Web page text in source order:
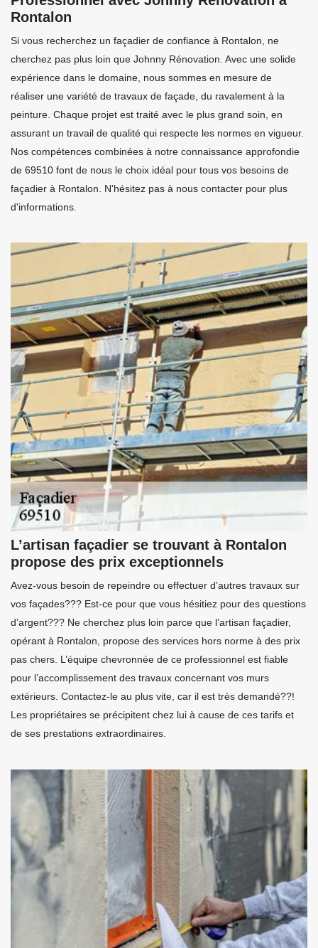
Rontalon
Si vous recherchez un façadier de confiance à Rontalon, ne
cherchez pas plus loin que Johnny Rénovation. Avec une solide
expérience dans le domaine, nous sommes en mesure de
réaliser une variété de travaux de façade, du ravalement à la
peinture. Chaque projet est traité avec le plus grand soin, en
assurant un travail de qualité qui respecte les normes en vigueur.
Nos compétences combinées à notre connaissance approfondie
de 69510 font de nous le choix idéal pour tous vos besoins de
façadier à Rontalon. N'hésitez pas à nous contacter pour plus
d'informations.
L’artisan façadier se trouvant à Rontalon
propose des prix exceptionnels
Avez-vous besoin de repeindre ou effectuer d’autres travaux sur
vos façades??? Est-ce pour que vous hésitiez pour des questions
d’argent??? Ne cherchez plus loin parce que l’artisan façadier,
opérant à Rontalon, propose des services hors norme à des prix
pas chers. L’équipe chevronnée de ce professionnel est fiable
pour l’accomplissement des travaux concernant vos murs
extérieurs. Contactez-le au plus vite, car il est très demandé??!
Les propriétaires se précipitent chez lui à cause de ces tarifs et
de ses prestations extraordinaires.